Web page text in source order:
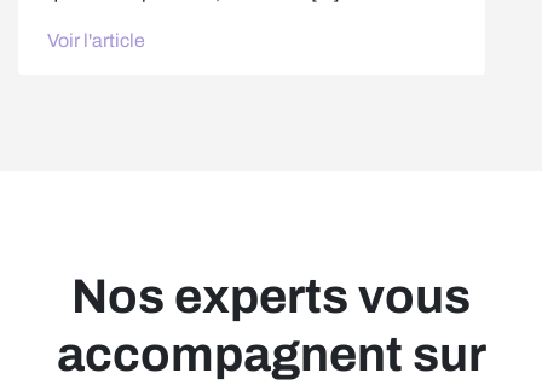
Voir l'article
Nos experts vous
accompagnent sur